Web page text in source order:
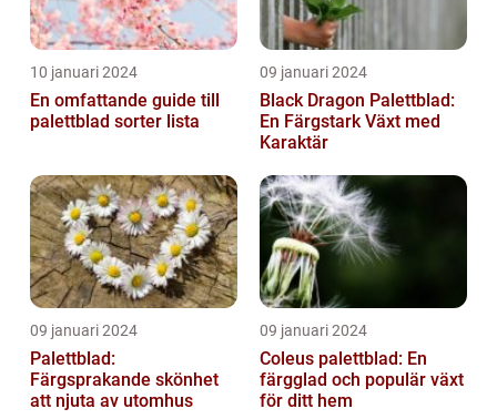
10 januari 2024
En omfattande guide till
palettblad sorter lista
09 januari 2024
Black Dragon Palettblad:
En Färgstark Växt med
Karaktär
09 januari 2024
Palettblad:
Färgsprakande skönhet
att njuta av utomhus
09 januari 2024
Coleus palettblad: En
färgglad och populär växt
för ditt hem